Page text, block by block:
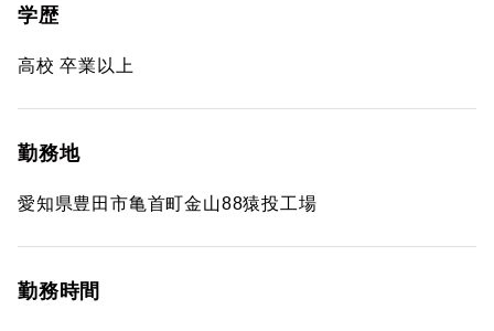
学歴
高校 卒業以上
勤務地
愛知県豊田市亀首町金山88猿投工場
勤務時間